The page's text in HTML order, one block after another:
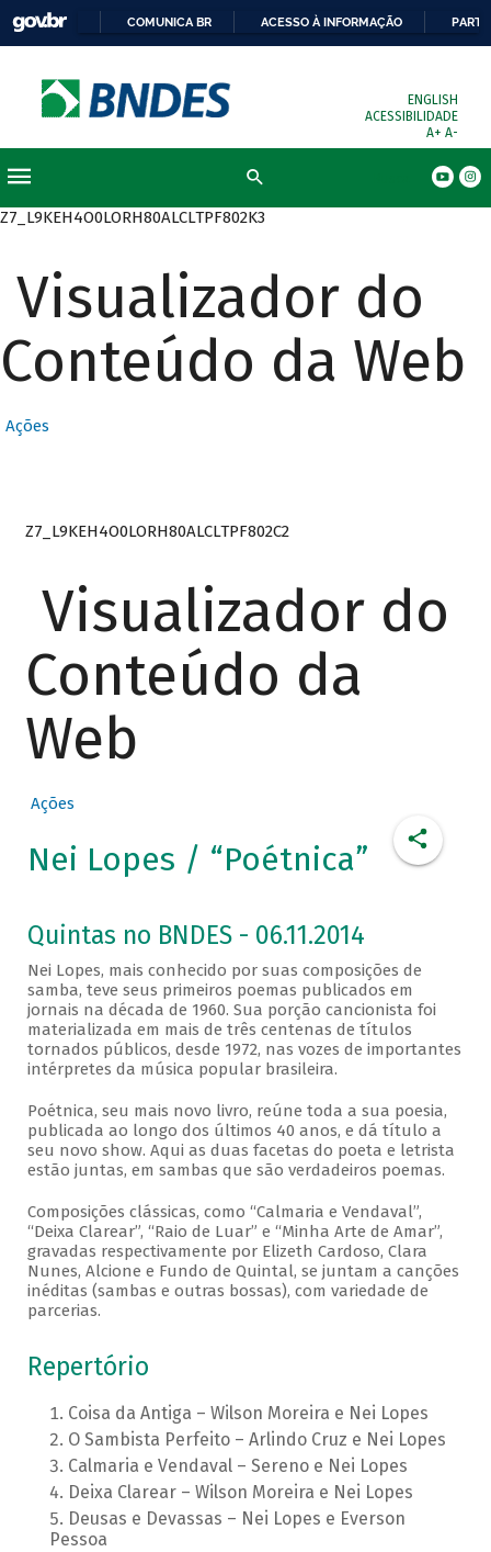
COMUNICA BR ACESSO À INFORMAÇÃO
ENGLISH
ACESSIBILIDADE
A+ A-
Z7_L9KEH4O0LORH80ALCLTPF802K3
Visualizador do
Conteúdo da Web
Ações
Z7_L9KEH4O0LORH80ALCLTPF802C2
Visualizador do
Conteúdo da
Web
Ações
Nei Lopes / “Poétnica”
Quintas no BNDES - 06.11.2014
Nei Lopes, mais conhecido por suas composições de
samba, teve seus primeiros poemas publicados em
jornais na década de 1960. Sua porção cancionista foi
materializada em mais de três centenas de títulos
tornados públicos, desde 1972, nas vozes de importantes
intérpretes da música popular brasileira.
Poétnica, seu mais novo livro, reúne toda a sua poesia,
publicada ao longo dos últimos 40 anos, e dá título a
seu novo show. Aqui as duas facetas do poeta e letrista
estão juntas, em sambas que são verdadeiros poemas.
Composições clássicas, como “Calmaria e Vendaval”,
“Deixa Clarear”, “Raio de Luar” e “Minha Arte de Amar”,
gravadas respectivamente por Elizeth Cardoso, Clara
Nunes, Alcione e Fundo de Quintal, se juntam a canções
inéditas (sambas e outras bossas), com variedade de
parcerias.
Repertório
Coisa da Antiga – Wilson Moreira e Nei Lopes
O Sambista Perfeito – Arlindo Cruz e Nei Lopes
Calmaria e Vendaval – Sereno e Nei Lopes
Deixa Clarear – Wilson Moreira e Nei Lopes
Deusas e Devassas – Nei Lopes e Everson
Pessoa